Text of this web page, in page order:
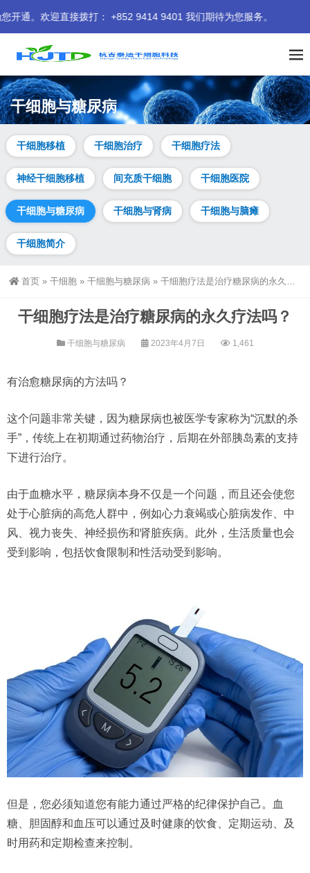
欢迎直接拨打： +852 9414 9401 我们期待为您服务。
干细胞与糖尿病
干细胞移植 干细胞治疗 干细胞疗法
神经干细胞移植 间充质干细胞 干细胞医院
干细胞与糖尿病 干细胞与肾病 干细胞与脑瘫
干细胞简介
首页 » 干细胞 » 干细胞与糖尿病 » 干细胞疗法是治疗糖尿病的永久疗法吗？
干细胞疗法是治疗糖尿病的永久疗法吗？
干细胞与糖尿病 2023年4月7日 1,461
有治愈糖尿病的方法吗？
这个问题非常关键，因为糖尿病也被医学专家称为“沉默的杀
手”，传统上在初期通过药物治疗，后期在外部胰岛素的支持
下进行治疗。
由于血糖水平，糖尿病本身不仅是一个问题，而且还会使您
处于心脏病的高危人群中，例如心力衰竭或心脏病发作、中
风、视力丧失、神经损伤和肾脏疾病。此外，生活质量也会
受到影响，包括饮食限制和性活动受到影响。
但是，您必须知道您有能力通过严格的纪律保护自己。血
糖、胆固醇和血压可以通过及时健康的饮食、定期运动、及
时用药和定期检查来控制。